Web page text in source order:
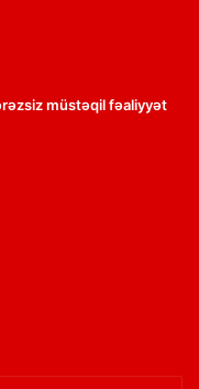
müstəqil fəaliyyət